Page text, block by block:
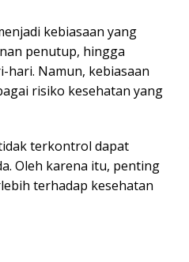
kebiasaan yang
penutup, hingga
hari. Namun, kebiasaan
risiko kesehatan yang
terkontrol dapat
Oleh karena itu, penting
terhadap kesehatan